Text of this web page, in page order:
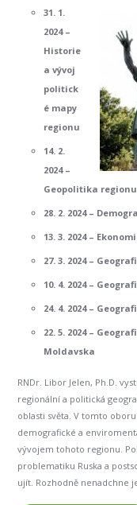
31. 1.
2024 –
Historie
a vývoj
politick
é mapy
regionu
14. 2.
2024 –
Geopolitika regionu
28. 2. 2024 –
13. 3. 2024 –
27. 3. 2024 –
10. 4. 2024 –
24. 4. 2024 –
22. 5. 2024 –
Moldavska
RNDr. Libor Jelen, Ph.D.
regionální a politická
oblasti světa.V tomto
demografické a
vývojem tohoto regionu.
problematiku Ruska a
ujít. Rozhodně nenadchne